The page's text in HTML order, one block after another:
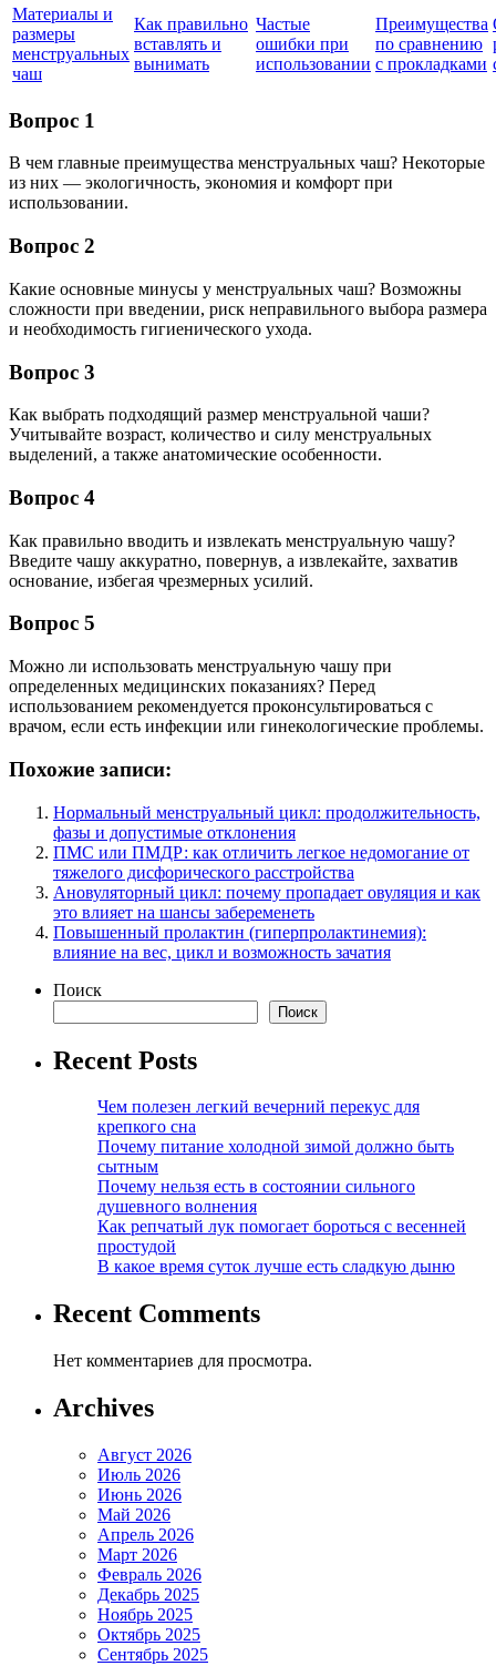
Материалы и
размеры
менструальных
чаш
Как правильно
вставлять и
вынимать
Частые
ошибки при
использовании
Преимущества
по сравнению
с прокладками
Вопрос 1
В чем главные преимущества менструальных чаш? Некоторые
из них — экологичность, экономия и комфорт при
использовании.
Вопрос 2
Какие основные минусы у менструальных чаш? Возможны
сложности при введении, риск неправильного выбора размера
и необходимость гигиенического ухода.
Вопрос 3
Как выбрать подходящий размер менструальной чаши?
Учитывайте возраст, количество и силу менструальных
выделений, а также анатомические особенности.
Вопрос 4
Как правильно вводить и извлекать менструальную чашу?
Введите чашу аккуратно, повернув, а извлекайте, захватив
основание, избегая чрезмерных усилий.
Вопрос 5
Можно ли использовать менструальную чашу при
определенных медицинских показаниях? Перед
использованием рекомендуется проконсультироваться с
врачом, если есть инфекции или гинекологические проблемы.
Похожие записи:
Нормальный менструальный цикл: продолжительность,
фазы и допустимые отклонения
ПМС или ПМДР: как отличить легкое недомогание от
тяжелого дисфорического расстройства
Ановуляторный цикл: почему пропадает овуляция и как
это влияет на шансы забеременеть
Повышенный пролактин (гиперпролактинемия):
влияние на вес, цикл и возможность зачатия
Поиск
Поиск
Recent Posts
Чем полезен легкий вечерний перекус для
крепкого сна
Почему питание холодной зимой должно быть
сытным
Почему нельзя есть в состоянии сильного
душевного волнения
Как репчатый лук помогает бороться с весенней
простудой
В какое время суток лучше есть сладкую дыню
Recent Comments
Нет комментариев для просмотра.
Archives
Август 2026
Июль 2026
Июнь 2026
Май 2026
Апрель 2026
Март 2026
Февраль 2026
Декабрь 2025
Ноябрь 2025
Октябрь 2025
Сентябрь 2025